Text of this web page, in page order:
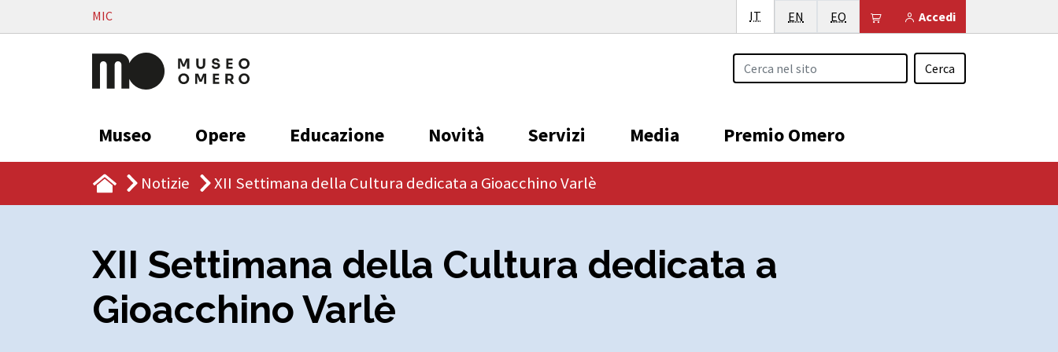
Vai al contenutoMIC Accedi
Il tuo carrello è vuoto
IT Italiano
EN English
EO Esperanto
Cerca
Museo Opere Educazione Novità Servizi Media Premio Omero
Notizie XII Settimana della Cultura dedicata a Gioacchino Varlè
XII Settimana della Cultura dedicata a
Gioacchino Varlè